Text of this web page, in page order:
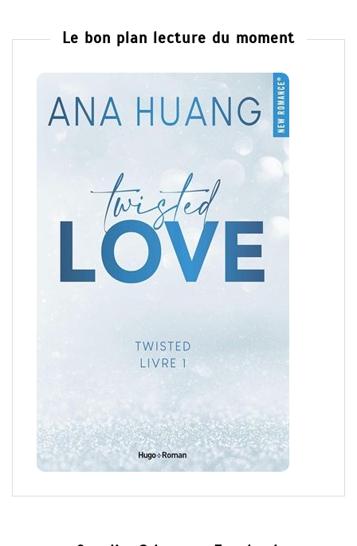
Le bon plan lecture du moment